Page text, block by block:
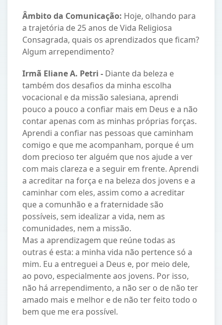
Âmbito da Comunicação: Hoje, olhando para
a trajetória de 25 anos de Vida Religiosa
Consagrada, quais os aprendizados que ficam?
Algum arrependimento?
Irmã Eliane A. Petri - Diante da beleza e
também dos desafios da minha escolha
vocacional e da missão salesiana, aprendi
pouco a pouco a confiar mais em Deus e a não
contar apenas com as minhas próprias forças.
Aprendi a confiar nas pessoas que caminham
comigo e que me acompanham, porque é um
dom precioso ter alguém que nos ajude a ver
com mais clareza e a seguir em frente. Aprendi
a acreditar na força e na beleza dos jovens e a
caminhar com eles, assim como a acreditar
que a comunhão e a fraternidade são
possíveis, sem idealizar a vida, nem as
comunidades, nem a missão.
Mas a aprendizagem que reúne todas as
outras é esta: a minha vida não pertence só a
mim. Eu a entreguei a Deus e, por meio dele,
ao povo, especialmente aos jovens. Por isso,
não há arrependimento, a não ser o de não ter
amado mais e melhor e de não ter feito todo o
bem que me era possível.